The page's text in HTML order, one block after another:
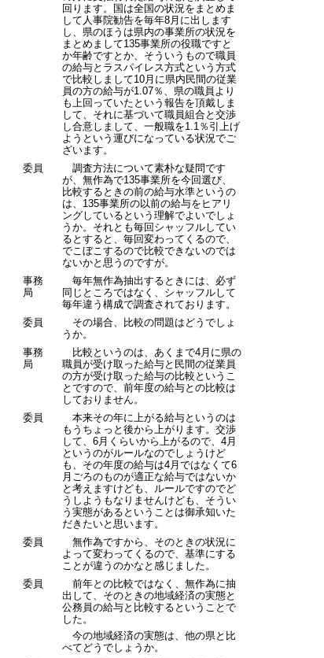
回ります。国は全国の状況をまとめま
して人事院勧告を毎年8月に出します
し、県のほうは県内の事業所の状況を
まとめまして135事業所の役職ですと
か年齢ですとか、そういうもので職員
の給与とラスパイレス方式という方式
で比較しまして10月に県内民間の従業
員の方の給与が1.07％、県の職員より
も上回っていたという報告を頂戴しま
して、それに基づいて職員組合と交渉
し合意しまして、一般職を1.1％引上げ
ようという運びになっている状況でご
ざいます。
委員
調査方法について素朴な疑問です
が、無作為で135事業所を今回選び、
比較するときの前の給与水準というの
は、135事業所の以前の給与をヒアリ
ングしているという理解でよいでしょ
うか。それとも毎回シャッフルしてい
るとすると、毎回変わってくるので、
でこぼこするので比較できないのでは
ないかと思うのですが。
事務
局
毎年無作為抽出するときには、必ず
同じところではなく、シャッフルして
毎年違う構成で調査されております。
委員
その場合、比較の問題はどうでしょ
うか。
事務
局
比較というのは、あくまで4月に県の
職員が受け取った給与と民間の従業員
の方が受け取った給与の比較というこ
とですので、前年度の給与との比較は
しておりません。
委員
本来その年に上がる給与というのは
もうちょっと後から上がります。交渉
して、6月くらいから上がるので、4月
というのがルールなのでしょうけど
も、その年度の給与は4月ではなくて6
月ごろのものが適正な給与ではないか
と考えますけども、ルールですのでど
うしようもなりませんけども、そうい
う実態があるということは御承知いた
だきたいと思います。
委員
無作為ですから、そのときの状況に
よって変わってくるので、基準にする
ことが違うのかなと感じました。
委員
前年との比較ではなく、無作為に抽
出して、そのときの地域経済の実態と
公務員の給与と比較するということで
した。
今の地域経済の実態は、他の県と比
べてどうでしょうか。